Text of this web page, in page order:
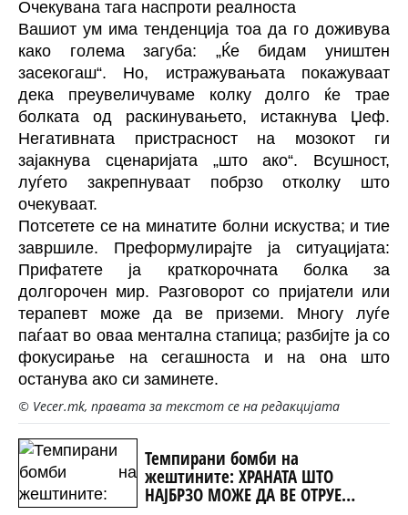
Очекувана тага наспроти реалноста
Вашиот ум има тенденција тоа да го доживува
како голема загуба: „Ќе бидам уништен
засекогаш“. Но, истражувањата покажуваат
дека преувеличуваме колку долго ќе трае
болката од раскинувањето, истакнува Џеф.
Негативната пристрасност на мозокот ги
зајакнува сценаријата „што ако“. Всушност,
луѓето закрепнуваат побрзо отколку што
очекуваат.
Потсетете се на минатите болни искуства; и тие
завршиле. Преформулирајте ја ситуацијата:
Прифатете ја краткорочната болка за
долгорочен мир. Разговорот со пријатели или
терапевт може да ве приземи. Многу луѓе
паѓаат во оваа ментална стапица; разбијте ја со
фокусирање на сегашноста и на она што
останува ако си заминете.
© Vecer.mk, правата за текстот се на редакцијата
Темпирани бомби на
жештините: ХРАНАТА ШТО
НАЈБРЗО МОЖЕ ДА ВЕ ОТРУЕ